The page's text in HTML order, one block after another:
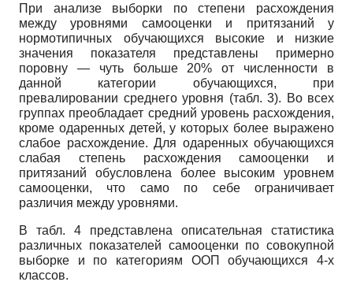
При анализе выборки по степени расхождения
между уровнями самооценки и притязаний у
нормотипичных обучающихся высокие и низкие
значения показателя представлены примерно
поровну — чуть больше 20% от численности в
данной категории обучающихся, при
превалировании среднего уровня (табл. 3). Во всех
группах преобладает средний уровень расхождения,
кроме одаренных детей, у которых более выражено
слабое расхождение. Для одаренных обучающихся
слабая степень расхождения самооценки и
притязаний обусловлена более высоким уровнем
самооценки, что само по себе ограничивает
различия между уровнями.
В табл. 4 представлена описательная статистика
различных показателей самооценки по совокупной
выборке и по категориям ООП обучающихся 4-х
классов.